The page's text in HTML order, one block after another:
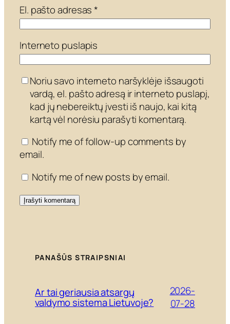
El. pašto adresas*
Interneto puslapis
Noriu savo interneto naršyklėje išsaugoti
vardą, el. pašto adresą ir interneto puslapį,
kad jų nebereiktų įvesti iš naujo, kai kitą
kartą vėl norėsiu parašyti komentarą.
Notify me of follow-up comments by
email.
Notify me of new posts by email.
PANAŠŪS STRAIPSNIAI
Ar tai geriausia atsargų
valdymo sistema Lietuvoje?
2026-
07-28